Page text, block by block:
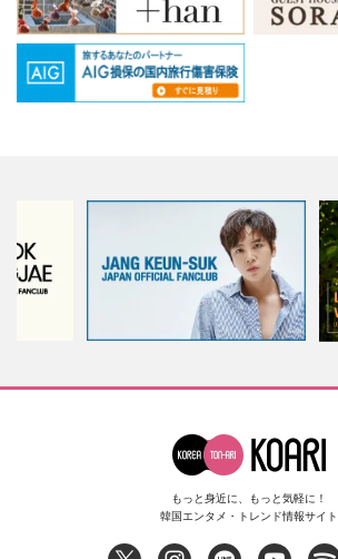
もっと身近に、もっと気軽に！
韓国エンタメ・トレンド情報サイト